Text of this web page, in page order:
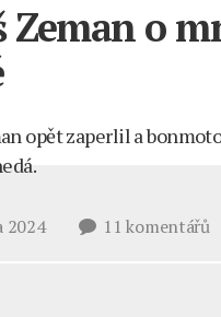
Zeman o
opět zaperlil a
2024 11 komentářůu